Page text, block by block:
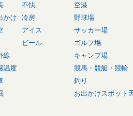
かけ
線
温度
不快
冷房
アイス
ビール
空港
野球場
サッカー場
ゴルフ場
キャンプ場
競馬・競艇・競輪
釣り
お出かけスポット